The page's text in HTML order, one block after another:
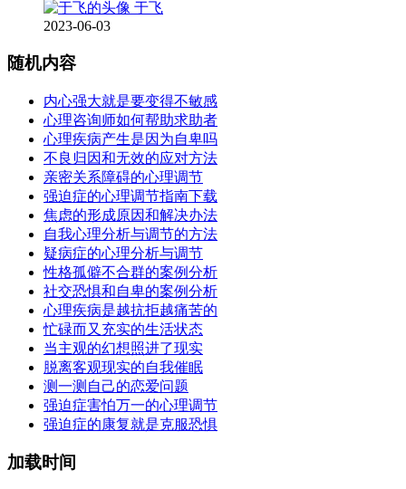
于飞
2023-06-03
随机内容
内心强大就是要变得不敏感
心理咨询师如何帮助求助者
心理疾病产生是因为自卑吗
不良归因和无效的应对方法
亲密关系障碍的心理调节
强迫症的心理调节指南下载
焦虑的形成原因和解决办法
自我心理分析与调节的方法
疑病症的心理分析与调节
性格孤僻不合群的案例分析
社交恐惧和自卑的案例分析
心理疾病是越抗拒越痛苦的
忙碌而又充实的生活状态
当主观的幻想照进了现实
脱离客观现实的自我催眠
测一测自己的恋爱问题
强迫症害怕万一的心理调节
强迫症的康复就是克服恐惧
加载时间